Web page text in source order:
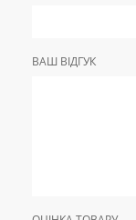
ВАШ ВІДГУК